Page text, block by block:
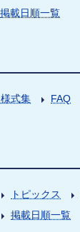
掲載日順一覧
式集 FAQ
トピックス
掲載日順一覧